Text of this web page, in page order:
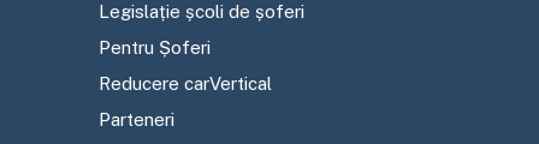
Legislație școli de șoferi
Pentru Șoferi
Reducere carVertical
Parteneri